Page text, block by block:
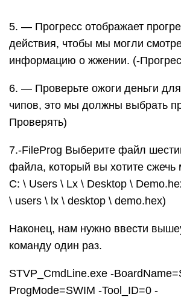
5. — Прогресс отображает
действия, чтобы мы могли
информацию о жжении. (-
6. — Проверьте ожоги деньги
чипов, это мы должны выбрать
Проверять)
7.-FileProg Выберите файл
файла, который вы хотите
C: \ Users \ Lx \ Desktop \
\ users \ lx \ desktop \ demo.hex)
Наконец, нам нужно ввести
команду один раз.
STVP_CmdLine.exe -
ProgMode=SWIM -Tool_ID=0 -